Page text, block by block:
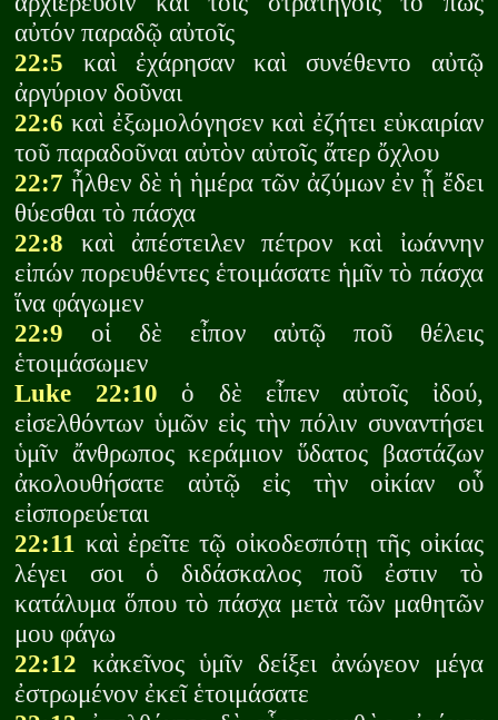
αὐτόν παραδῷ αὐτοῖς
22:5 καὶ ἐχάρησαν καὶ συνέθεντο αὐτῷ
ἀργύριον δοῦναι
22:6 καὶ ἐξωμολόγησεν καὶ ἐζήτει εὐκαιρίαν
τοῦ παραδοῦναι αὐτὸν αὐτοῖς ἄτερ ὄχλου
22:7 ἦλθεν δὲ ἡ ἡμέρα τῶν ἀζύμων ἐν ᾗ ἔδει
θύεσθαι τὸ πάσχα
22:8 καὶ ἀπέστειλεν πέτρον καὶ ἰωάννην
εἰπών πορευθέντες ἑτοιμάσατε ἡμῖν τὸ πάσχα
ἵνα φάγωμεν
22:9 οἱ δὲ εἶπον αὐτῷ ποῦ θέλεις
ἑτοιμάσωμεν
Luke 22:10 ὁ δὲ εἶπεν αὐτοῖς ἰδού,
εἰσελθόντων ὑμῶν εἰς τὴν πόλιν συναντήσει
ὑμῖν ἄνθρωπος κεράμιον ὕδατος βαστάζων
ἀκολουθήσατε αὐτῷ εἰς τὴν οἰκίαν οὗ
εἰσπορεύεται
22:11 καὶ ἐρεῖτε τῷ οἰκοδεσπότῃ τῆς οἰκίας
λέγει σοι ὁ διδάσκαλος ποῦ ἐστιν τὸ
κατάλυμα ὅπου τὸ πάσχα μετὰ τῶν μαθητῶν
μου φάγω
22:12 κἀκεῖνος ὑμῖν δείξει ἀνώγεον μέγα
ἐστρωμένον ἐκεῖ ἑτοιμάσατε